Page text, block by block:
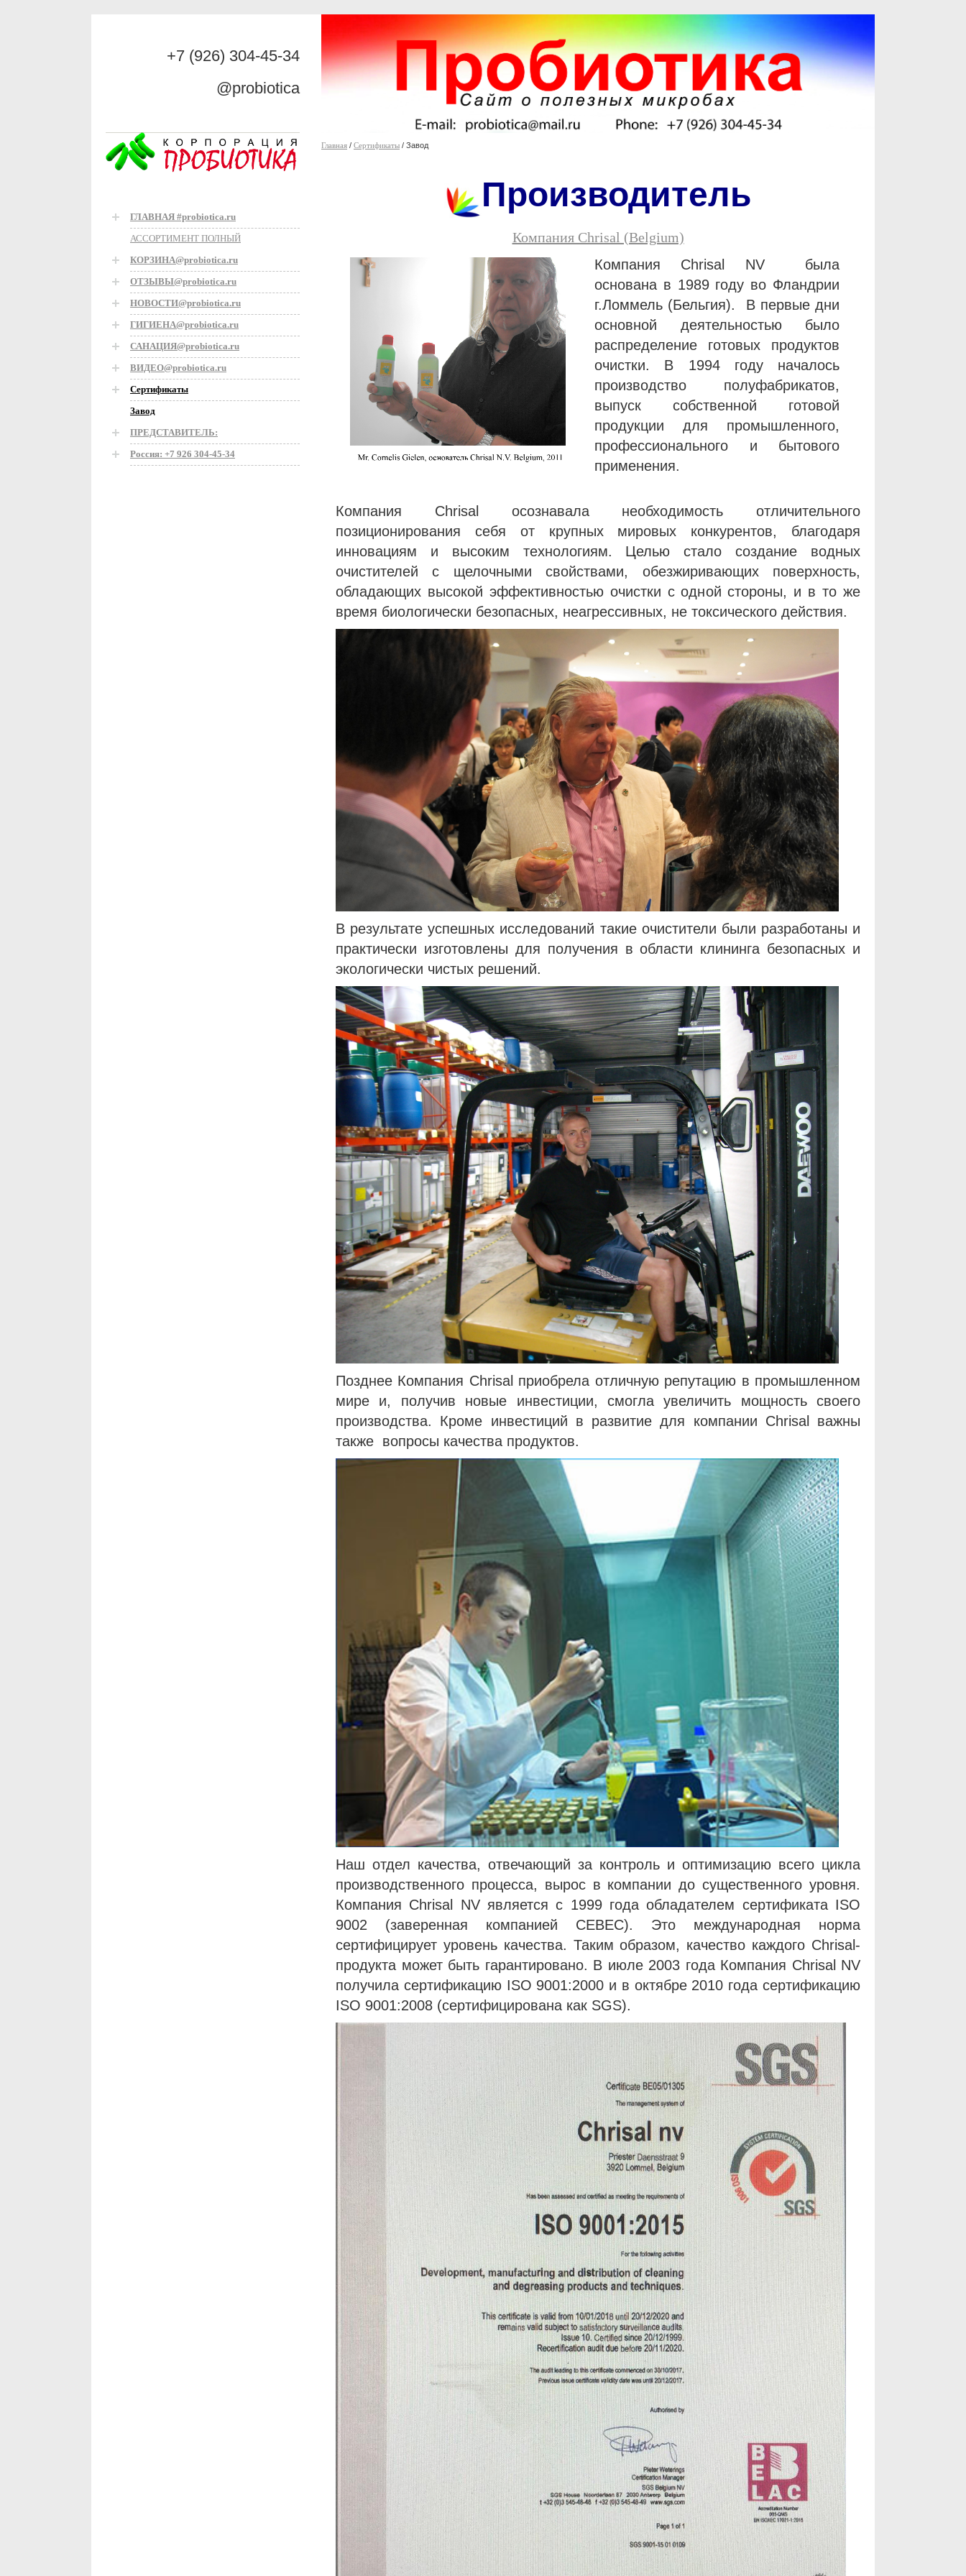
+7 (926) 304-45-34
@probiotica
ГЛАВНАЯ #probiotica.ru
АССОРТИМЕНТ ПОЛНЫЙ
КОРЗИНА@probiotica.ru
ОТЗЫВЫ@probiotica.ru
НОВОСТИ@probiotica.ru
ГИГИЕНА@probiotica.ru
САНАЦИЯ@probiotica.ru
ВИДЕО@probiotica.ru
Сертификаты
Завод
ПРЕДСТАВИТЕЛЬ:
Россия: +7 926 304-45-34
Главная / Сертификаты / Завод
Производитель
Компания Chrisal (Belgium)
Компания Chrisal NV была
основана в 1989 году во Фландрии
г.Ломмель (Бельгия). В первые дни
основной деятельностью было
распределение готовых продуктов
очистки. В 1994 году началось
производство полуфабрикатов,
выпуск собственной готовой
продукции для промышленного,
профессионального и бытового
применения.
Компания Chrisal осознавала необходимость отличительного
позиционирования себя от крупных мировых конкурентов, благодаря
инновациям и высоким технологиям. Целью стало создание водных
очистителей с щелочными свойствами, обезжиривающих поверхность,
обладающих высокой эффективностью очистки с одной стороны, и в то же
время биологически безопасных, неагрессивных, не токсического действия.
В результате успешных исследований такие очистители были разработаны и
практически изготовлены для получения в области клининга безопасных и
экологически чистых решений.
Позднее Компания Chrisal приобрела отличную репутацию в промышленном
мире и, получив новые инвестиции, смогла увеличить мощность своего
производства. Кроме инвестиций в развитие для компании Chrisal важны
также вопросы качества продуктов.
Наш отдел качества, отвечающий за контроль и оптимизацию всего цикла
производственного процесса, вырос в компании до существенного уровня.
Компания Chrisal NV является с 1999 года обладателем сертификата ISO
9002 (заверенная компанией CEBEC). Это международная норма
сертифицирует уровень качества. Таким образом, качество каждого Chrisal-
продукта может быть гарантировано. В июле 2003 года Компания Chrisal NV
получила сертификацию ISO 9001:2000 и в октябре 2010 года сертификацию
ISO 9001:2008 (сертифицирована как SGS).